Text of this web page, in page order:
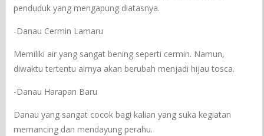
penduduk yang mengapung diatasnya.
-Danau Cermin Lamaru
Memiliki air yang sangat bening seperti cermin. Namun,
diwaktu tertentu airnya akan berubah menjadi hijau tosca.
-Danau Harapan Baru
Danau yang sangat cocok bagi kalian yang suka kegiatan
memancing dan mendayung perahu.